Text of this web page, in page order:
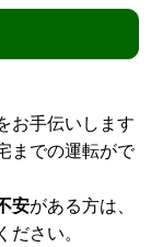
お手伝いします
までの運転がで
安がある方は、
ださい。